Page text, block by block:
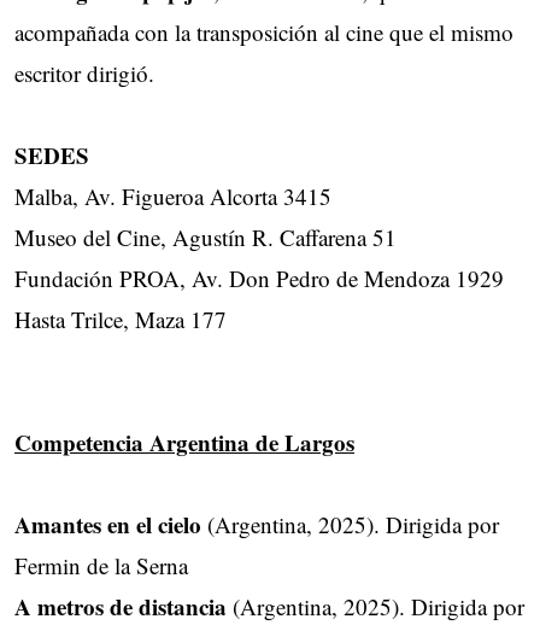
acompañada con la transposición al cine que el mismo
escritor dirigió.
SEDES
Malba, Av. Figueroa Alcorta 3415
Museo del Cine, Agustín R. Caffarena 51
Fundación PROA, Av. Don Pedro de Mendoza 1929
Hasta Trilce, Maza 177
Competencia Argentina de Largos
Amantes en el cielo (Argentina, 2025). Dirigida por
Fermin de la Serna
A metros de distancia (Argentina, 2025). Dirigida por